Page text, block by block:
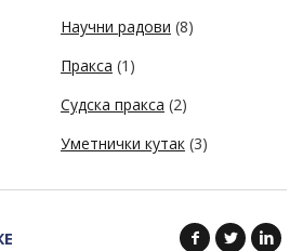
Научни радови (8)
Пракса (1)
Судска пракса (2)
Уметнички кутак (3)